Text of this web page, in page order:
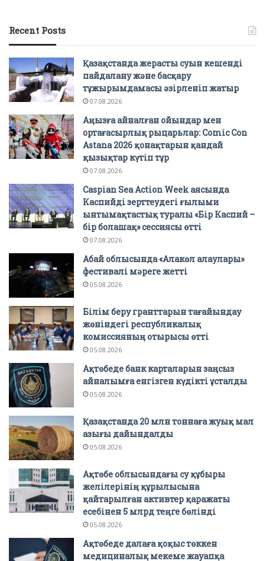
Recent Posts
Қазақстанда жерасты суын кешенді
пайдалану және басқару
тұжырымдамасы әзірленіп жатыр
07.08.2026
Аңызға айналған ойындар мен
ортағасырлық рыцарьлар: Comic Con
Astana 2026 қонақтарын қандай
қызықтар күтіп тұр
07.08.2026
Caspian Sea Action Week аясында
Каспийді зерттеудегі ғылыми
ынтымақтастық туралы «Бір Каспий –
бір болашақ» сессиясы өтті
07.08.2026
Абай облысында «Алакөл алаулары»
фестивалі мәреге жетті
05.08.2026
Білім беру гранттарын тағайындау
жөніндегі республикалық
комиссияның отырысы өтті
05.08.2026
Ақтөбеде банк карталарын заңсыз
айналымға енгізген күдікті ұсталды
05.08.2026
Қазақстанда 20 млн тоннаға жуық мал
азығы дайындалды
05.08.2026
Ақтөбе облысындағы су құбыры
желілерінің құрылысына
қайтарылған активтер қаражаты
есебінен 5 млрд теңге бөлінді
05.08.2026
Ақтөбеде далаға қоқыс төккен
медициналық мекеме жауапқа